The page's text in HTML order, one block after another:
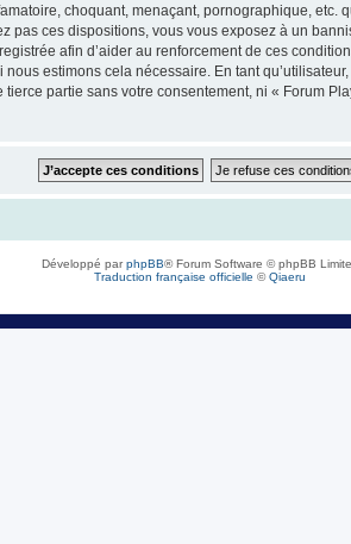
choquant, menaçant, pornographique,
ces dispositions, vous vous exposez à un
afin d’aider au renforcement de ces
estimons cela nécessaire. En tant
partie sans votre consentement, ni « Forum
Développé parphpBB® Forum Software © phpBB
Traduction française officielle ©Qiaeru